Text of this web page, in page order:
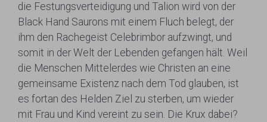
die Festungsverteidigung und Talion wird von der
Black Hand Saurons mit einem Fluch belegt, der
ihm den Rachegeist Celebrimbor aufzwingt, und
somit in der Welt der Lebenden gefangen hält. Weil
die Menschen Mittelerdes wie Christen an eine
gemeinsame Existenz nach dem Tod glauben, ist
es fortan des Helden Ziel zu sterben, um wieder
mit Frau und Kind vereint zu sein. Die Krux dabei?